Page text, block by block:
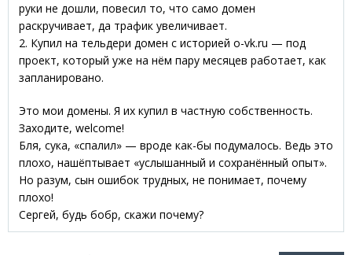
руки не дошли, повесил то, что само домен
раскручивает, да трафик увеличивает.
2. Купил на тельдери домен с историей o-vk.ru — под
проект, который уже на нём пару месяцев работает, как
запланировано.
Это мои домены. Я их купил в частную собственность.
Заходите, welcome!
Бля, сука, «спалил» — вроде как-бы подумалось. Ведь это
плохо, нашёптывает «услышанный и сохранённый опыт».
Но разум, сын ошибок трудных, не понимает, почему
плохо!
Сергей, будь бобр, скажи почему?